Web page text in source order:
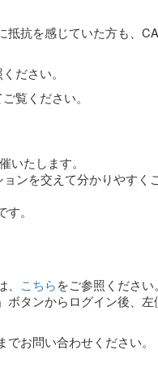
抗を感じていた方も、
ださい。
覧ください。
たします。
ンを交えて分かりやすく
。
こちらをご参照ください。
タンからログイン後、左
お問い合わせください。